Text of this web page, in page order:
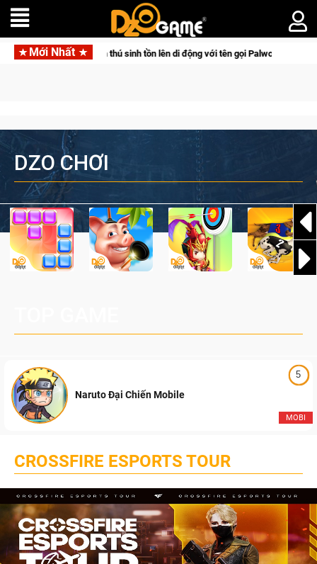
Mới Nhất
sinh tồn lên di động với tên gọi Palworld Online Norse Saga
DZO CHƠI
5
MOBI
Naruto Đại Chiến Mobile
CROSSFIRE ESPORTS TOUR